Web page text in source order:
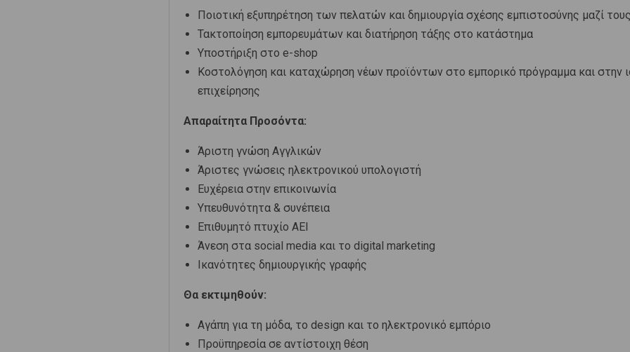
Ποιοτική εξυπηρέτηση των πελατών και δημιουργία σχέσης εμπιστοσύνης μαζί τους
Τακτοποίηση εμπορευμάτων και διατήρηση τάξης στο κατάστημα
Υποστήριξη στο e-shop
Κοστολόγηση και καταχώρηση νέων προϊόντων στο εμπορικό πρόγραμμα και στην
επιχείρησης
Απαραίτητα Προσόντα:
Άριστη γνώση Αγγλικών
Άριστες γνώσεις ηλεκτρονικού υπολογιστή
Ευχέρεια στην επικοινωνία
Υπευθυνότητα & συνέπεια
Επιθυμητό πτυχίο ΑΕΙ
Άνεση στα social media και το digital marketing
Ικανότητες δημιουργικής γραφής
Θα εκτιμηθούν:
Αγάπη για τη μόδα, το design και το ηλεκτρονικό εμπόριο
Προϋπηρεσία σε αντίστοιχη θέση